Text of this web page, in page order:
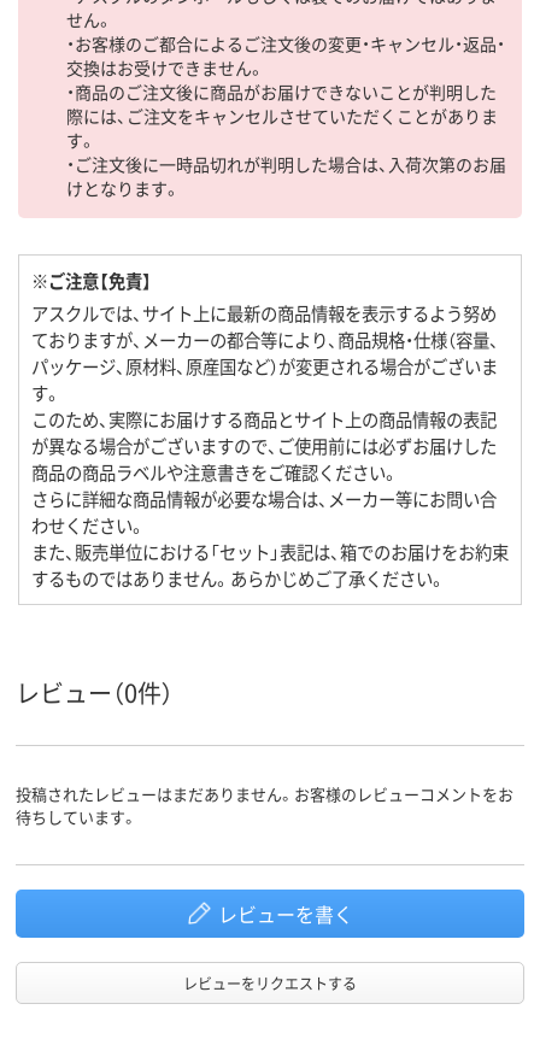
せん。
・お客様のご都合によるご注文後の変更・キャンセル・返品・
交換はお受けできません。
・商品のご注文後に商品がお届けできないことが判明した
際には、ご注文をキャンセルさせていただくことがありま
す。
・ご注文後に一時品切れが判明した場合は、入荷次第のお届
けとなります。
※ご注意【免責】
アスクルでは、サイト上に最新の商品情報を表示するよう努め
ておりますが、メーカーの都合等により、商品規格・仕様（容量、
パッケージ、原材料、原産国など）が変更される場合がございま
す。
このため、実際にお届けする商品とサイト上の商品情報の表記
が異なる場合がございますので、ご使用前には必ずお届けした
商品の商品ラベルや注意書きをご確認ください。
さらに詳細な商品情報が必要な場合は、メーカー等にお問い合
わせください。
また、販売単位における「セット」表記は、箱でのお届けをお約束
するものではありません。あらかじめご了承ください。
レビュー（0件）
投稿されたレビューはまだありません。お客様のレビューコメントをお
待ちしています。
レビューを書く
レビューをリクエストする